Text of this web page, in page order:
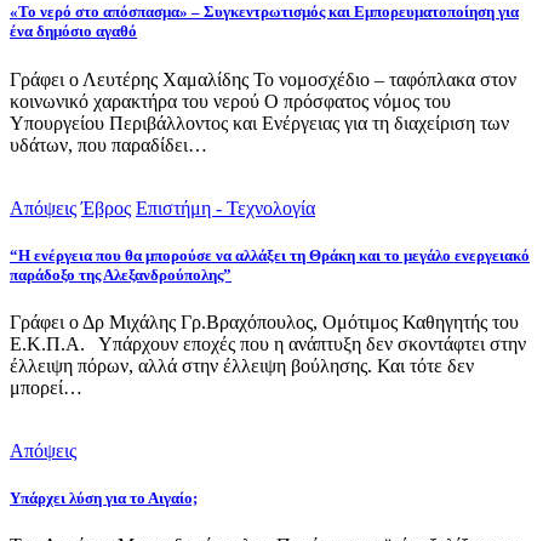
«Το νερό στο απόσπασμα» – Συγκεντρωτισμός και Εμπορευματοποίηση για
ένα δημόσιο αγαθό
Γράφει ο Λευτέρης Χαμαλίδης Το νομοσχέδιο – ταφόπλακα στον
κοινωνικό χαρακτήρα του νερού Ο πρόσφατος νόμος του
Υπουργείου Περιβάλλοντος και Ενέργειας για τη διαχείριση των
υδάτων, που παραδίδει…
Απόψεις Έβρος Επιστήμη - Τεχνολογία
“Η ενέργεια που θα μπορούσε να αλλάξει τη Θράκη και το μεγάλο ενεργειακό
παράδοξο της Αλεξανδρούπολης”
Γράφει ο Δρ Μιχάλης Γρ.Βραχόπουλος, Ομότιμος Καθηγητής του
Ε.Κ.Π.Α. Υπάρχουν εποχές που η ανάπτυξη δεν σκοντάφτει στην
έλλειψη πόρων, αλλά στην έλλειψη βούλησης. Και τότε δεν
μπορεί…
Απόψεις
Υπάρχει λύση για το Αιγαίο;